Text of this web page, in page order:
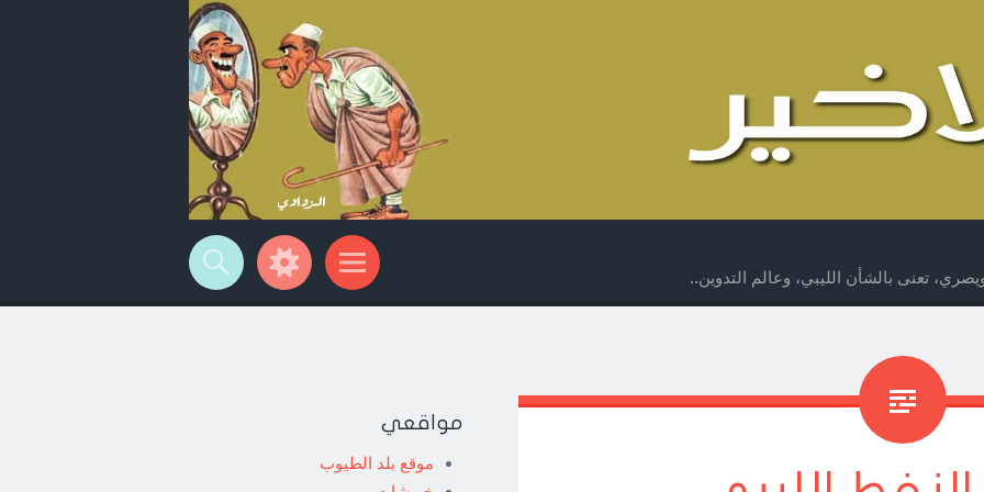
تعنى بالشأن الليبي، وعالم التدوين..
مواقعي
موقع بلد الطيوب